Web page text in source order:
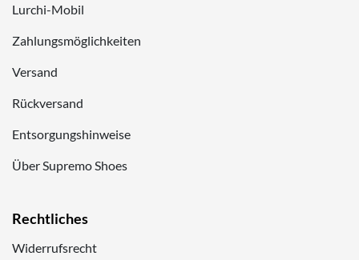
Lurchi-Mobil
Zahlungsmöglichkeiten
Versand
Rückversand
Entsorgungshinweise
Über Supremo Shoes
Rechtliches
Widerrufsrecht